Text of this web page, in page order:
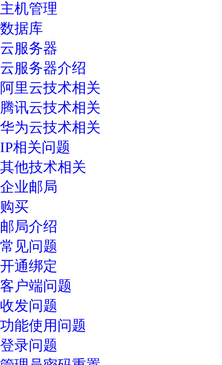
主机管理
数据库
云服务器
云服务器介绍
阿里云技术相关
腾讯云技术相关
华为云技术相关
IP相关问题
其他技术相关
企业邮局
购买
邮局介绍
常见问题
开通绑定
客户端问题
收发问题
功能使用问题
登录问题